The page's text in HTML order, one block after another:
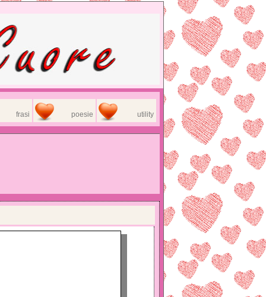
frasi poesie utility